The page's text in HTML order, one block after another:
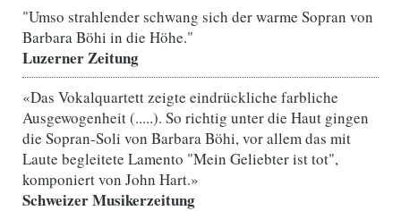
"Umso strahlender schwang sich der warme Sopran von
Barbara Böhi in die Höhe."
Luzerner Zeitung
«Das Vokalquartett zeigte eindrückliche farbliche
Ausgewogenheit (.....). So richtig unter die Haut gingen
die Sopran-Soli von Barbara Böhi, vor allem das mit
Laute begleitete Lamento "Mein Geliebter ist tot",
komponiert von John Hart.»
Schweizer Musikerzeitung